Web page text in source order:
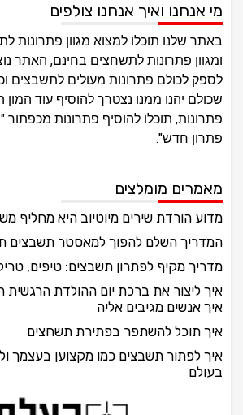
מי אנחנו ואיך אנחנו צולפים
באתר שלנו תוכלו למצוא מגוון פתרונות
ומגוון פתרונות לתשחצים בחינם, האתר
לספק לכולם פתרונות מעולים לתשבצים
שכולם יהנו ממנו נצטרך להוסיף עוד המון
פתרונות, תוכלו להוסיף פתרונות מכפתור
פתרון חדש".
מאמרים מומלצים
מדוע הורדת שירים מיוטיוב היא מחליף
המדריך השלם להפוך למאסטר תשבצים
מדריך מקיף לפתרון תשבצים: טיפים,
איך ליצור את ברכת יום ההולדת הרגשית
איך אנשים מגיבים אליה
איך תוכל להשתפר בפתירת תשחצים
איך לפתור תשבצים כמו מקצוען בעצמך
בעולם